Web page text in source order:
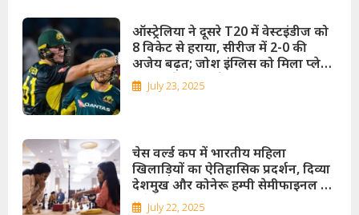
ऑस्ट्रेलिया ने दूसरे T20 में वेस्टइंडीज को
8 विकेट से हराया, सीरीज में 2-0 की
अजेय बढ़त; जोश इंग्लिस को मिला प्लेयर
ऑफ द मैच अवॉर्ड!
July 23, 2025
चेस वर्ल्ड कप में भारतीय महिला
खिलाड़ियों का ऐतिहासिक प्रदर्शन, दिव्या
देशमुख और कोनेरू हम्पी सेमीफाइनल में
पहुँचींJuly 22, 2025